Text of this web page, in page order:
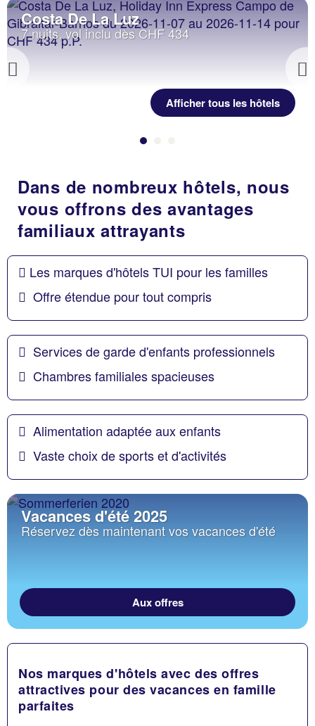
Previous
Costa De La Luz
7 nuits, vol inclu dès CHF 434
Afficher tous les hôtels
Dans de nombreux hôtels, nous
vous offrons des avantages
familiaux attrayants
Les marques d'hôtels TUI pour les familles
Offre étendue pour tout compris
Services de garde d'enfants professionnels
Chambres familiales spacieuses
Alimentation adaptée aux enfants
Vaste choix de sports et d'activités
Vacances d'été 2025
Réservez dès maintenant vos vacances d'été
Aux offres
Nos marques d'hôtels avec des offres
attractives pour des vacances en famille
parfaites